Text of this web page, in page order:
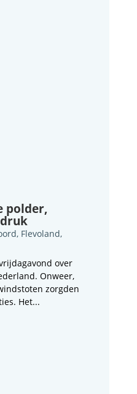
polder,
, Flevoland,
over
Onweer,
zorgden
Het...